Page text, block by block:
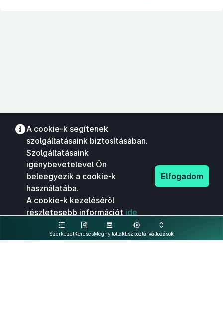
SzerkezetKeresésMegnyitottakEszköztárVáltozások
A cookie-k segítenek
szolgáltatásaink biztosításában.
Szolgáltatásaink
igénybevételével Ön
beleegyezik a cookie-k
használatába.
A cookie-k kezeléséről
részletesebb információt ide
kattintva olvashat.
Elfogadom